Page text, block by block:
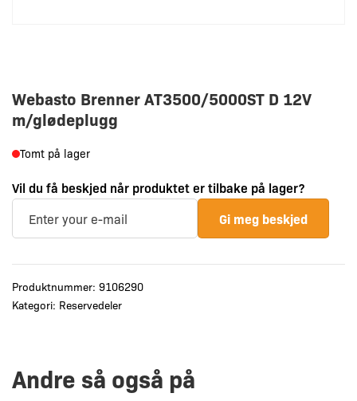
Webasto Brenner AT3500/5000ST D 12V
m/glødeplugg
Tomt på lager
Vil du få beskjed når produktet er tilbake på lager?
Gi meg beskjed
Produktnummer: 9106290
Kategori: Reservedeler
Andre så også på